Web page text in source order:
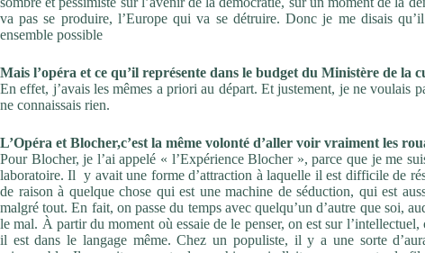
va pas se produire, l’Europe qui va se détruire. Donc je me disais
ensemble possible
Mais l’opéra et ce qu’il représente dans le budget du Ministère de la
En effet, j’avais les mêmes a priori au départ. Et justement, je ne voulais
ne connaissais rien.
L’Opéra et Blocher,c’est la même volonté d’aller voir vraiment les
Pour Blocher, je l’ai appelé « l’Expérience Blocher », parce que je me
laboratoire. Il y avait une forme d’attraction à laquelle il est difficile de
de raison à quelque chose qui est une machine de séduction, qui est
malgré tout. En fait, on passe du temps avec quelqu’un d’autre que soi,
le mal. À partir du moment où essaie de le penser, on est sur
il est dans le langage même. Chez un populiste, il y a une sorte